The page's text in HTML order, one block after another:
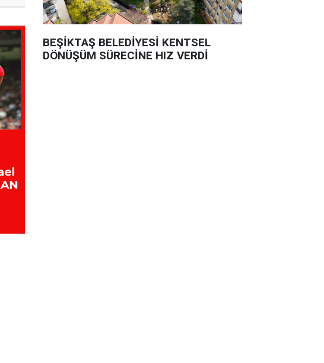
BEŞİKTAŞ BELEDİYESİ KENTSEL
DÖNÜŞÜM SÜRECİNE HIZ VERDİ